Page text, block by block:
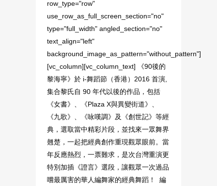
row_type="row"
use_row_as_full_screen_section="no"
type="full_width" angled_section="no"
text_align="left"
background_image_as_pattern="without_pattern"]
[vc_column][vc_column_text] 《90後的
黎海寧》於 i-舞蹈節（香港）2016 首演,
集合黎氏自 90 年代以後的作品，包括
《女書》、《Plaza X與異變街道》、
《九歌》、《咏嘆調》及《創世記》等經
典，選取當中精彩片段，並找來一眾舞界
翹楚，一起把經典創作重現觀眾眼前。當
年反應熱烈，一票難求，是次台灣重演更
特別加插《證言》選段，讓觀眾一次過品
嚐最厲害的華人編舞家的經典舞蹈！ 編